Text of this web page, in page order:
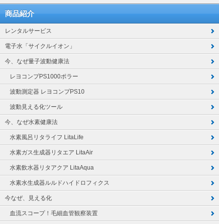
商品紹介
レンタルサービス
電子水「サイクルイオン」
今、なぜ量子波動健康法
レヨコンプPS1000ポラー
波動測定器 レヨコンプPS10
波動見える化ツール
今、なぜ水素健康法
水素風呂リタライフ LitaLife
水素ガス生成器リタエア LitaAir
水素飲水器リタアクア LitaAqua
水素水生成器ルルドハイドロフィクス
今なぜ、見える化
血流スコープ！毛細血管観察装置